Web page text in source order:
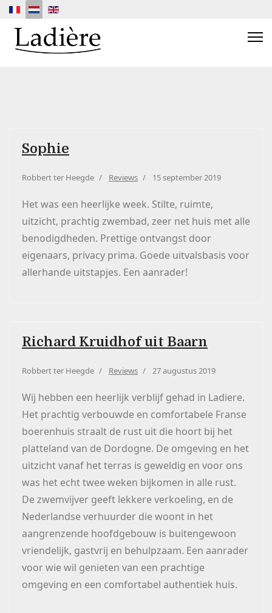
Selecteer de taal
Sophie
Robbert ter Heegde Reviews 15 september 2019
Het was een heerlijke week. Stilte, ruimte,
uitzicht, prachtig zwembad, zeer net huis met alle
benodigdheden. Prettige ontvangst door
eigenaars, privacy prima. Goede uitvalsbasis voor
allerhande uitstapjes. Een aanrader!
Richard Kruidhof uit Baarn
Robbert ter Heegde Reviews 27 augustus 2019
Wij hebben een heerlijk verblijf gehad in Ladiere.
Het prachtig verbouwde en comfortabele Franse
boerenhuis straalt de rust uit die hoort bij het
platteland van de Dordogne. De omgeving en het
uitzicht vanaf het terras is geweldig en voor ons
was het echt twee weken bijkomen in alle rust.
De zwemvijver geeft lekkere verkoeling, en de
Nederlandse verhuurder die woont in het
aangrenzende hoofdgebouw is buitengewoon
vriendelijk, gastvrij en behulpzaam. Een aanrader
voor wie wil genieten van een prachtige
omgeving en een comfortabel authentiek huis.